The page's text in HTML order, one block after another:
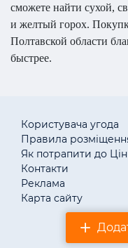
сможете найти сухой,
и желтый горох.
Полтавской области
быстрее.
Користувача угода
Правила
Як потрапити до
Контакти
Реклама
Карта сайту
©